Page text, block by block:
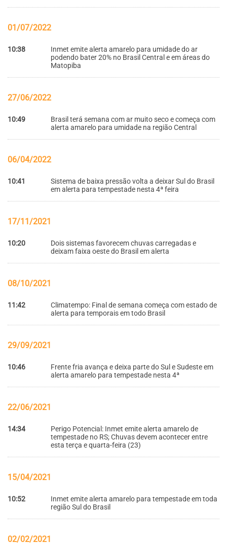
01/07/2022
10:38
Inmet emite alerta amarelo para umidade do ar
podendo bater 20% no Brasil Central e em áreas do
Matopiba
27/06/2022
10:49
Brasil terá semana com ar muito seco e começa com
alerta amarelo para umidade na região Central
06/04/2022
10:41
Sistema de baixa pressão volta a deixar Sul do Brasil
em alerta para tempestade nesta 4ª feira
17/11/2021
10:20
Dois sistemas favorecem chuvas carregadas e
deixam faixa oeste do Brasil em alerta
08/10/2021
11:42
Climatempo: Final de semana começa com estado de
alerta para temporais em todo Brasil
29/09/2021
10:46
Frente fria avança e deixa parte do Sul e Sudeste em
alerta amarelo para tempestade nesta 4ª
22/06/2021
14:34
Perigo Potencial: Inmet emite alerta amarelo de
tempestade no RS; Chuvas devem acontecer entre
esta terça e quarta-feira (23)
15/04/2021
10:52
Inmet emite alerta amarelo para tempestade em toda
região Sul do Brasil
02/02/2021